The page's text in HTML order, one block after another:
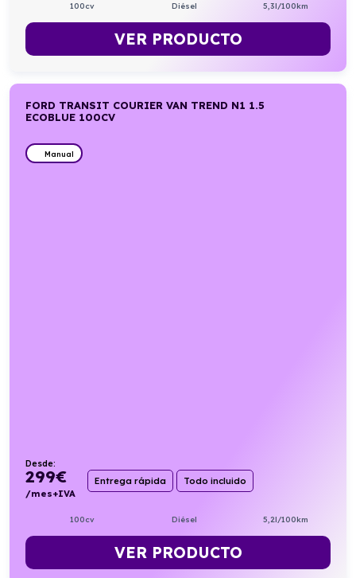
100cv Diésel 5,3l/100km
VER PRODUCTO
FORD TRANSIT COURIER VAN TREND N1 1.5
ECOBLUE 100CV
Manual
Desde:
299€
/mes+IVA
Entrega rápida Todo incluido
100cv Diésel 5,2l/100km
VER PRODUCTO